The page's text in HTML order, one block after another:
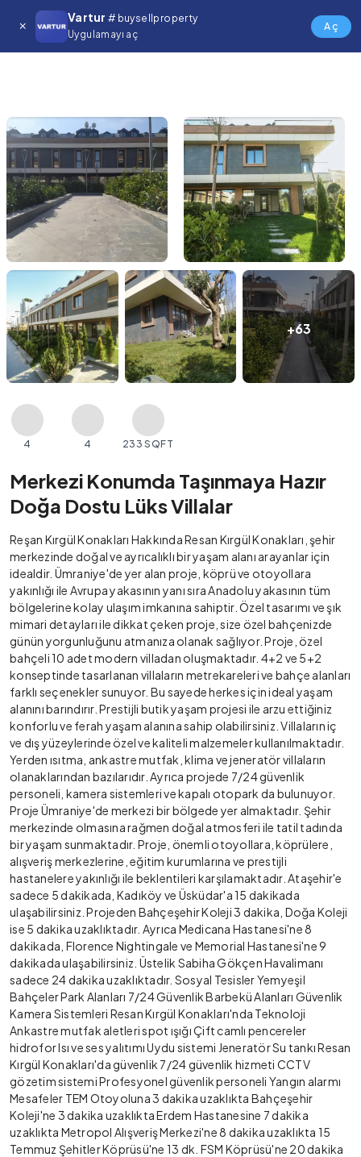
Vartur # buysellproperty
Uygulamayı aç
Aç
+63
4 4 233 SQFT
Merkezi Konumda Taşınmaya Hazır
Doğa Dostu Lüks Villalar
Reşan Kırgül Konakları Hakkında Resan Kırgül Konakları, şehir
merkezinde doğal ve ayrıcalıklı bir yaşam alanı arayanlar için
idealdir. Ümraniye'de yer alan proje, köprü ve otoyollara
yakınlığı ile Avrupa yakasının yanı sıra Anadolu yakasının tüm
bölgelerine kolay ulaşım imkanına sahiptir. Özel tasarımı ve şık
mimari detayları ile dikkat çeken proje, size özel bahçenizde
günün yorgunluğunu atmanıza olanak sağlıyor. Proje, özel
bahçeli 10 adet modern villadan oluşmaktadır. 4+2 ve 5+2
konseptinde tasarlanan villaların metrekareleri ve bahçe alanları
farklı seçenekler sunuyor. Bu sayede herkes için ideal yaşam
alanını barındırır. Prestijli butik yaşam projesi ile arzu ettiğiniz
konforlu ve ferah yaşam alanına sahip olabilirsiniz. Villaların iç
ve dış yüzeylerinde özel ve kaliteli malzemeler kullanılmaktadır.
Yerden ısıtma, ankastre mutfak, klima ve jeneratör villaların
olanaklarından bazılarıdır. Ayrıca projede 7/24 güvenlik
personeli, kamera sistemleri ve kapalı otopark da bulunuyor.
Proje Ümraniye'de merkezi bir bölgede yer almaktadır. Şehir
merkezinde olmasına rağmen doğal atmosferi ile tatil tadında
bir yaşam sunmaktadır. Proje, önemli otoyollara, köprülere,
alışveriş merkezlerine, eğitim kurumlarına ve prestijli
hastanelere yakınlığı ile beklentileri karşılamaktadır. Ataşehir'e
sadece 5 dakikada, Kadıköy ve Üsküdar'a 15 dakikada
ulaşabilirsiniz. Projeden Bahçeşehir Koleji 3 dakika, Doğa Koleji
ise 5 dakika uzaklıktadır. Ayrıca Medicana Hastanesi'ne 8
dakikada, Florence Nightingale ve Memorial Hastanesi'ne 9
dakikada ulaşabilirsiniz. Üstelik Sabiha Gökçen Havalimanı
sadece 24 dakika uzaklıktadır. Sosyal Tesisler Yemyeşil
Bahçeler Park Alanları 7/24 Güvenlik Barbekü Alanları Güvenlik
Kamera Sistemleri Resan Kırgül Konakları'nda Teknoloji
Ankastre mutfak aletleri spot ışığı Çift camlı pencereler
hidrofor Isı ve ses yalıtımı Uydu sistemi Jeneratör Su tankı Resan
Kırgül Konakları'da güvenlik 7/24 güvenlik hizmeti CCTV
gözetim sistemi Profesyonel güvenlik personeli Yangın alarmı
Mesafeler TEM Otoyoluna 3 dakika uzaklıkta Bahçeşehir
Koleji'ne 3 dakika uzaklıkta Erdem Hastanesine 7 dakika
uzaklıkta Metropol Alışveriş Merkezi'ne 8 dakika uzaklıkta 15
Temmuz Şehitler Köprüsü'ne 13 dk. FSM Köprüsü'ne 20 dakika